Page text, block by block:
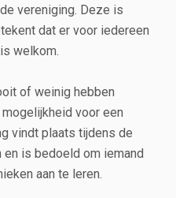
vereniging. Deze is
dat er voor iedereen
welkom.
of weinig hebben
voor een
vindt plaats tijdens de
is bedoeld om iemand
aan te leren.